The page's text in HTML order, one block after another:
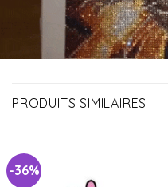
PRODUITS SIMILAIRES
-36%